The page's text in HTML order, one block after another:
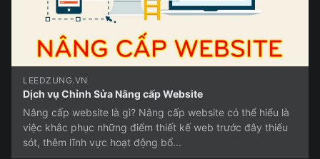
LEEDZUNG.VN
Dịch vụ Chỉnh Sửa Nâng cấp Website
Nâng cấp website là gì? Nâng cấp website có thể hiểu là
việc khắc phục những điểm thiết kế web trước đây thiếu
sót, thêm lĩnh vực hoạt động bổ...